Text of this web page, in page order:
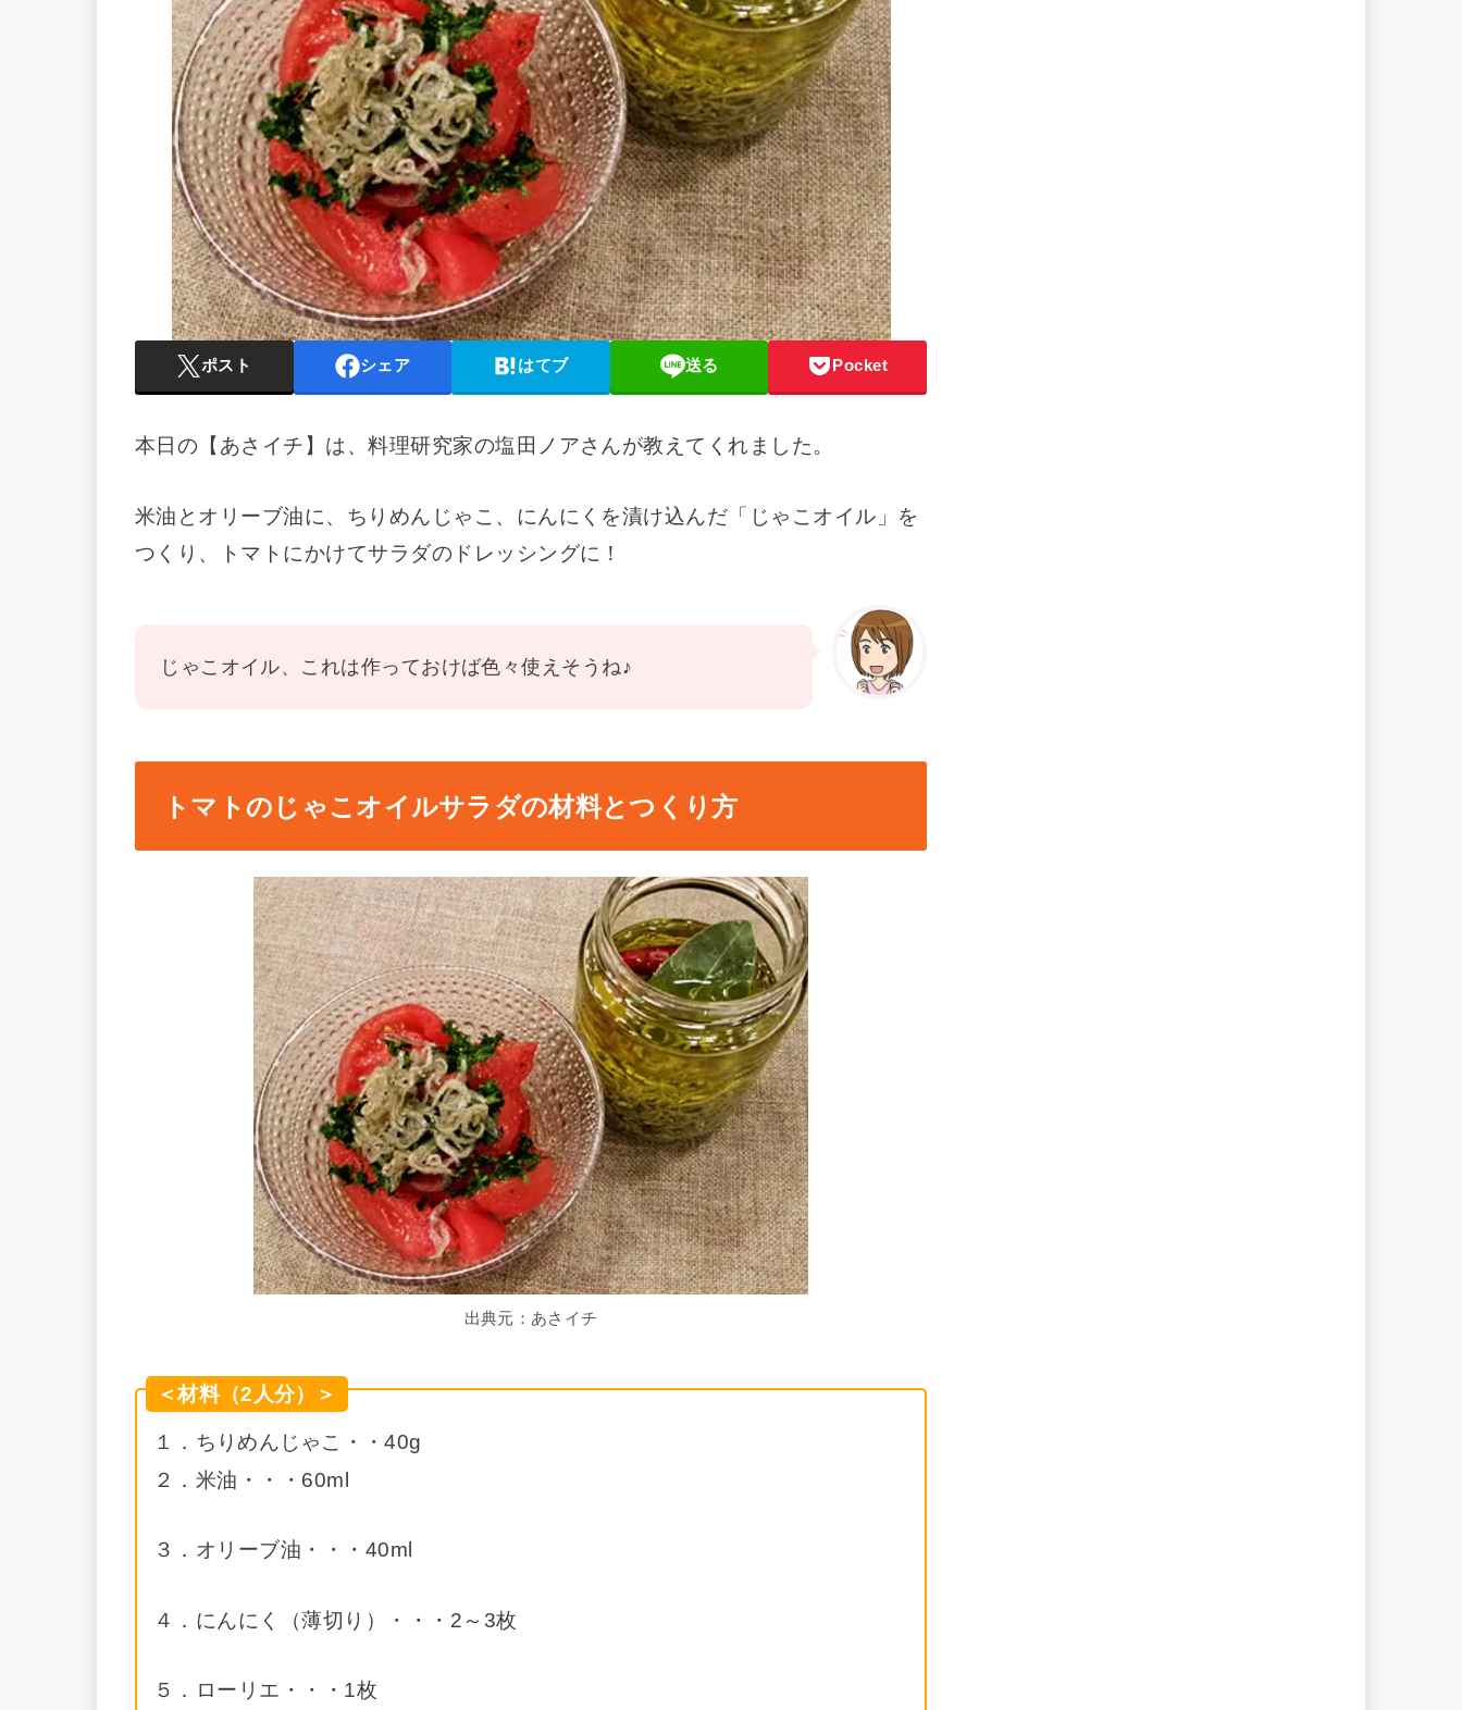
ポスト シェア はてブ 送る Pocket
本日の【あさイチ】は、料理研究家の塩田ノアさんが教えてくれました。
米油とオリーブ油に、ちりめんじゃこ、にんにくを漬け込んだ「じゃこオイル」を
つくり、トマトにかけてサラダのドレッシングに！
じゃこオイル、これは作っておけば色々使えそうね♪
トマトのじゃこオイルサラダの材料とつくり方
出典元：あさイチ
＜材料（2人分）＞
１．ちりめんじゃこ・・40g
２．米油・・・60ml
３．オリーブ油・・・40ml
４．にんにく（薄切り）・・・2～3枚
５．ローリエ・・・1枚